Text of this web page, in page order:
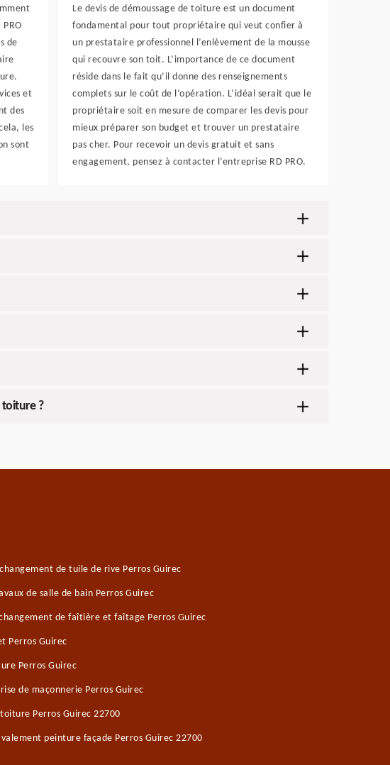
de
et
des
les
sont
Le devis de démoussage de toiture est un document
fondamental pour tout propriétaire qui veut confier à
un prestataire professionnel l’enlèvement de la mousse
qui recouvre son toit. L’importance de ce document
réside dans le fait qu’il donne des renseignements
complets sur le coût de l’opération. L’idéal serait que le
propriétaire soit en mesure de comparer les devis pour
mieux préparer son budget et trouver un prestataire
pas cher. Pour recevoir un devis gratuit et sans
engagement, pensez à contacter l’entreprise RD PRO.
toiture ?
de tuile de rive Perros Guirec
de salle de bain Perros Guirec
de faîtière et faîtage Perros Guirec
Perros Guirec
Perros Guirec
de maçonnerie Perros Guirec
Perros Guirec 22700
peinture façade Perros Guirec 22700